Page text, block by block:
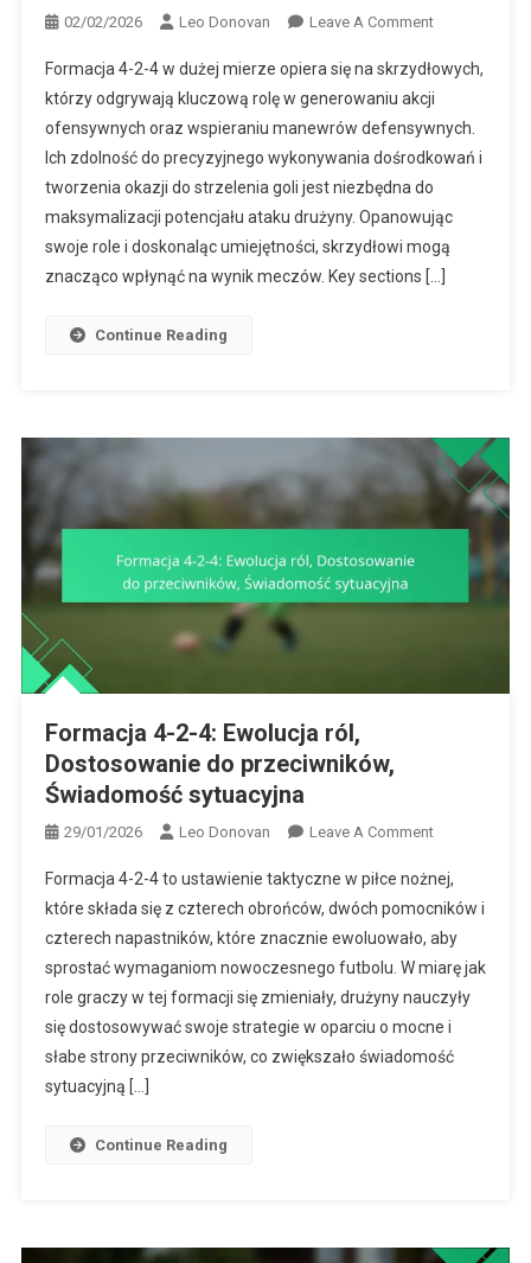
02/02/2026 Leo Donovan Leave A CommentOn
4-
2-
4:
Role
Techniki
Okazje
Formacja 4-2-4 w dużej mierze opiera się na skrzydłowych,
którzy odgrywają kluczową rolę w generowaniu akcji
ofensywnych oraz wspieraniu manewrów defensywnych.
Ich zdolność do precyzyjnego wykonywania dośrodkowań i
tworzenia okazji do strzelenia goli jest niezbędna do
maksymalizacji potencjału ataku drużyny. Opanowując
swoje role i doskonaląc umiejętności, skrzydłowi mogą
znacząco wpłynąć na wynik meczów. Key sections […]
Continue Reading
Formacja 4-2-4: Ewolucja ról,
Dostosowanie do przeciwników,
Świadomość sytuacyjna
29/01/2026 Leo Donovan Leave A CommentOn
4-
2-
4:
Ewolucja
Ról,
Do
Formacja 4-2-4 to ustawienie taktyczne w piłce nożnej,
które składa się z czterech obrońców, dwóch pomocników i
czterech napastników, które znacznie ewoluowało, aby
sprostać wymaganiom nowoczesnego futbolu. W miarę jak
role graczy w tej formacji się zmieniały, drużyny nauczyły
się dostosowywać swoje strategie w oparciu o mocne i
słabe strony przeciwników, co zwiększało świadomość
sytuacyjną […]
Continue Reading